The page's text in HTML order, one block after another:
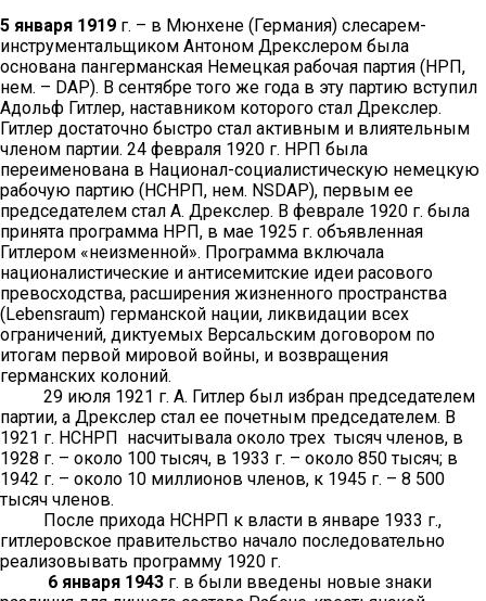
5 января 1919 г. – в Мюнхене (Германия) слесарем-
инструментальщиком Антоном Дрекслером была
основана пангерманская Немецкая рабочая партия (НРП,
нем. – DAP). В сентябре того же года в эту партию вступил
Адольф Гитлер, наставником которого стал Дрекслер.
Гитлер достаточно быстро стал активным и влиятельным
членом партии. 24 февраля 1920 г. НРП была
переименована в Национал-социалистическую немецкую
рабочую партию (НСНРП, нем. NSDAP), первым ее
председателем стал А. Дрекслер. В феврале 1920 г. была
принята программа НРП, в мае 1925 г. объявленная
Гитлером «неизменной». Программа включала
националистические и антисемитские идеи расового
превосходства, расширения жизненного пространства
(Lebensraum) германской нации, ликвидации всех
ограничений, диктуемых Версальским договором по
итогам первой мировой войны, и возвращения
германских колоний.
29 июля 1921 г. А. Гитлер был избран председателем
партии, а Дрекслер стал ее почетным председателем. В
1921 г. НСНРП насчитывала около трех тысяч членов, в
1928 г. – около 100 тысяч, в 1933 г. – около 850 тысяч; в
1942 г. – около 10 миллионов членов, к 1945 г. – 8 500
тысяч членов.
После прихода НСНРП к власти в январе 1933 г.,
гитлеровское правительство начало последовательно
реализовывать программу 1920 г.
6 января 1943 г. в были введены новые знаки